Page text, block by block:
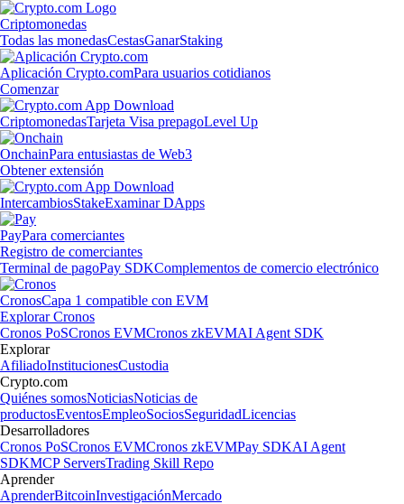
Criptomonedas
Todas las monedasCestasGanarStaking
Aplicación Crypto.comPara usuarios cotidianos
Comenzar
CriptomonedasTarjeta Visa prepagoLevel Up
OnchainPara entusiastas de Web3
Obtener extensión
IntercambiosStakeExaminar DApps
PayPara comerciantes
Registro de comerciantes
Terminal de pagoPay SDKComplementos de comercio electrónico
CronosCapa 1 compatible con EVM
Explorar Cronos
Cronos PoSCronos EVMCronos zkEVMAI Agent SDK
Explorar
AfiliadoInstitucionesCustodia
Crypto.com
Quiénes somosNoticiasNoticias de
productosEventosEmpleoSociosSeguridadLicencias
Desarrolladores
Cronos PoSCronos EVMCronos zkEVMPay SDKAI Agent
SDKMCP ServersTrading Skill Repo
Aprender
AprenderBitcoinInvestigaciónMercado